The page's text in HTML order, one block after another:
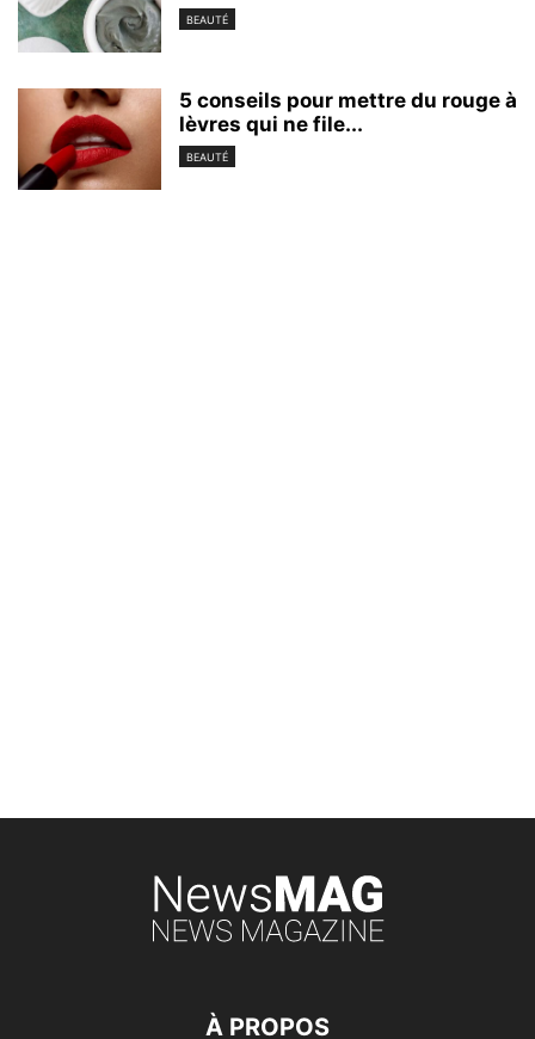
BEAUTÉ
5 conseils pour mettre du rouge à
lèvres qui ne file...
BEAUTÉ
À PROPOS